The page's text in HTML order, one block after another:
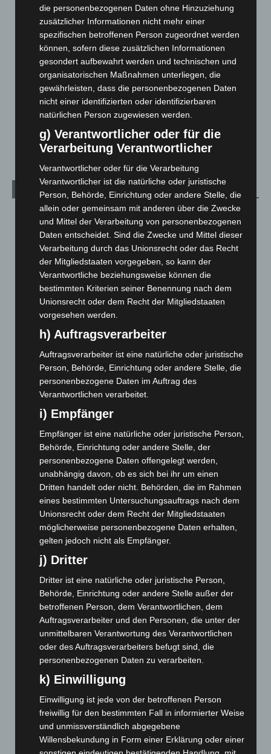
Corona-News
Hannover und Region
Langenhagen und Ortsteile
Leserbriefe
Menschen
Über uns
Veranstaltungen
Archiv
August 2026
(9)
Juli 2026(73)
Juni 2026(139)
Mai 2026
(99)
April 2026(99)
März 2026(115)
Januar 2026
Dezember 2025
November 2025(114)
Oktober 2025(112)
September 2025(93)
August 2025(90)
Juli 2025(90)
Juni 2025(103)
Mai 2025(112)
April 2025 (88)
März 2025(111)
Februar 2025(96)
Januar 2025(88)
Dezember 2024(89)
November 2024(94)
Oktober 2024(93)
September 2024(112)
August 2024(107)
Juni 2024
Mai 2024 (149)
April 2024(102)
März 2024(103)
die personenbezogenen Daten ohne Hinzuziehung
zusätzlicher Informationen nicht mehr einer
spezifischen betroffenen Person zugeordnet werden
können, sofern diese zusätzlichen Informationen
gesondert aufbewahrt werden und technischen und
organisatorischen Maßnahmen unterliegen, die
gewährleisten, dass die personenbezogenen Daten
nicht einer identifizierten oder identifizierbaren
natürlichen Person zugewiesen werden.
g) Verantwortlicher oder für die
Verarbeitung Verantwortlicher
Verantwortlicher oder für die Verarbeitung
Verantwortlicher ist die natürliche oder juristische
Person, Behörde, Einrichtung oder andere Stelle, die
allein oder gemeinsam mit anderen über die Zwecke
und Mittel der Verarbeitung von personenbezogenen
Daten entscheidet. Sind die Zwecke und Mittel dieser
Verarbeitung durch das Unionsrecht oder das Recht
der Mitgliedstaaten vorgegeben, so kann der
Verantwortliche beziehungsweise können die
bestimmten Kriterien seiner Benennung nach dem
Unionsrecht oder dem Recht der Mitgliedstaaten
vorgesehen werden.
h) Auftragsverarbeiter
Auftragsverarbeiter ist eine natürliche oder juristische
Person, Behörde, Einrichtung oder andere Stelle, die
personenbezogene Daten im Auftrag des
Verantwortlichen verarbeitet.
i) Empfänger
Empfänger ist eine natürliche oder juristische Person,
Behörde, Einrichtung oder andere Stelle, der
personenbezogene Daten offengelegt werden,
unabhängig davon, ob es sich bei ihr um einen
Dritten handelt oder nicht. Behörden, die im Rahmen
eines bestimmten Untersuchungsauftrags nach dem
Unionsrecht oder dem Recht der Mitgliedstaaten
möglicherweise personenbezogene Daten erhalten,
gelten jedoch nicht als Empfänger.
j) Dritter
Dritter ist eine natürliche oder juristische Person,
Behörde, Einrichtung oder andere Stelle außer der
betroffenen Person, dem Verantwortlichen, dem
Auftragsverarbeiter und den Personen, die unter der
unmittelbaren Verantwortung des Verantwortlichen
oder des Auftragsverarbeiters befugt sind, die
personenbezogenen Daten zu verarbeiten.
k) Einwilligung
Einwilligung ist jede von der betroffenen Person
freiwillig für den bestimmten Fall in informierter Weise
und unmissverständlich abgegebene
Willensbekundung in Form einer Erklärung oder einer